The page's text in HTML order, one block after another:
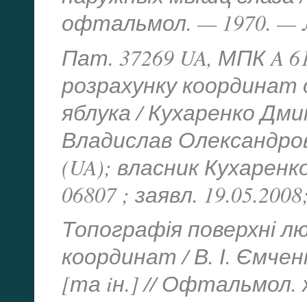
офтальмол. — 1970. —
Пат. 37269 UA, МПК A
розрахунку координат
яблука / Кухаренко
Владислав
(UA); власник
06807 ; заявл.
Топографія поверхні
координат / В. І.
[та iн.] // Офтальмол.